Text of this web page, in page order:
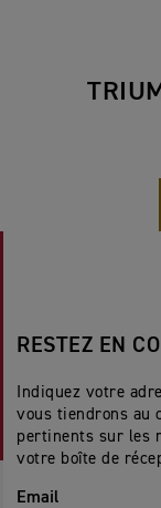
RESTEZ EN
Indiquez votre
vous tiendrons au
pertinents sur les
votre boîte de
Email